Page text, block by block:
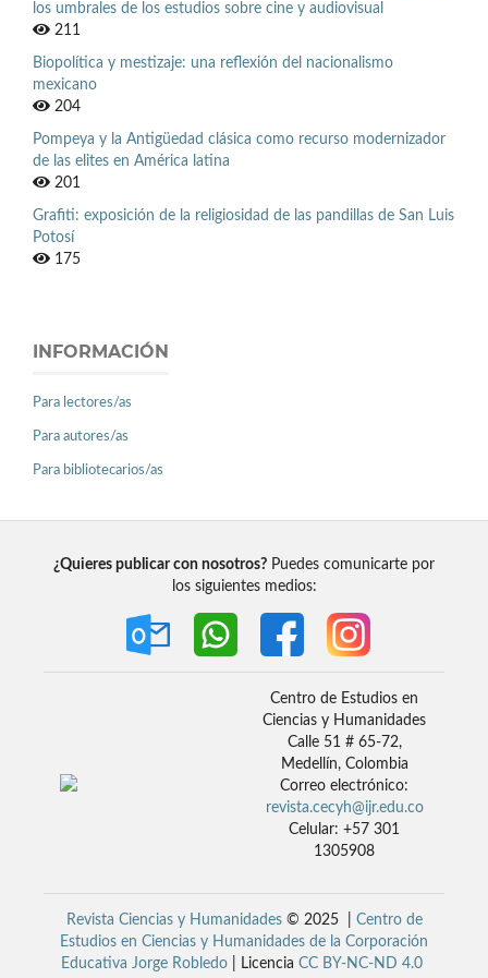
los umbrales de los estudios sobre cine y audiovisual
211
Biopolítica y mestizaje: una reflexión del nacionalismo
mexicano
204
Pompeya y la Antigüedad clásica como recurso modernizador
de las elites en América latina
201
Grafiti: exposición de la religiosidad de las pandillas de San Luis
Potosí
175
INFORMACIÓN
Para lectores/as
Para autores/as
Para bibliotecarios/as
¿Quieres publicar con nosotros? Puedes comunicarte por
los siguientes medios:
Centro de Estudios en
Ciencias y Humanidades
Calle 51 # 65-72,
Medellín, Colombia
Correo electrónico:
revista.cecyh@ijr.edu.co
Celular: +57 301
1305908
Revista Ciencias y Humanidades© 2025 | Centro de
Estudios en Ciencias y Humanidades de la Corporación
Educativa Jorge Robledo | Licencia CC BY-NC-ND 4.0